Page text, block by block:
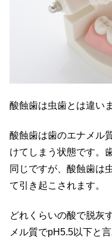
酸蝕歯は虫歯とは違いま
酸蝕歯は歯のエナメル
けてしまう状態です。
同じですが、酸蝕歯は
て引き起こされます。
どれくらいの酸で脱灰
メル質でpH5.5以下と言